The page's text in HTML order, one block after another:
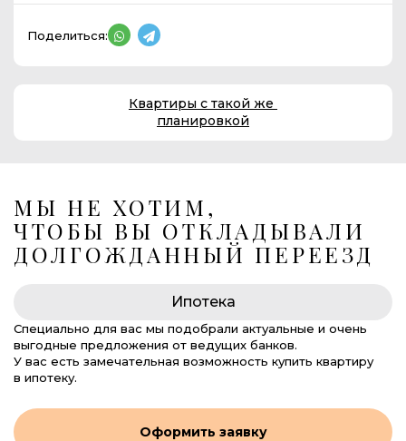
Квартиры с такой же
планировкой
Поделиться:
МЫ НЕ ХОТИМ,
ЧТОБЫ ВЫ ОТКЛАДЫВАЛИ
ДОЛГОЖДАННЫЙ ПЕРЕЕЗД
Ипотека
Специально для вас мы подобрали актуальные и очень
выгодные предложения от ведущих банков.
У вас есть замечательная возможность купить квартиру
в ипотеку.
Оформить заявку